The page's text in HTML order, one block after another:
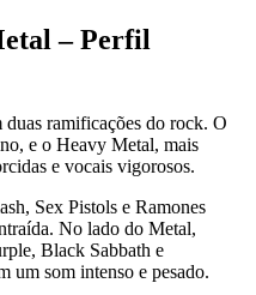
– Perfil
duas ramificações do rock. O
e o Heavy Metal, mais
e vocais vigorosos.
Sex Pistols e Ramones
No lado do Metal,
Black Sabbath e
um som intenso e pesado.